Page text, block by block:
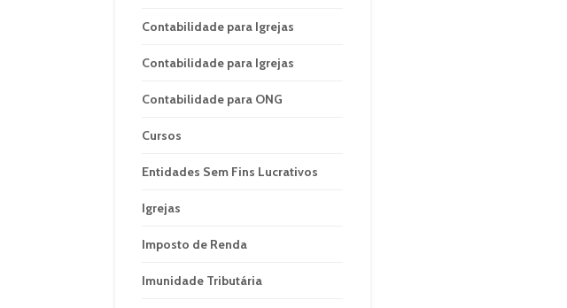
Contabilidade para Igrejas
Contabilidade para Igrejas
Contabilidade para ONG
Cursos
Entidades Sem Fins Lucrativos
Igrejas
Imposto de Renda
Imunidade Tributária